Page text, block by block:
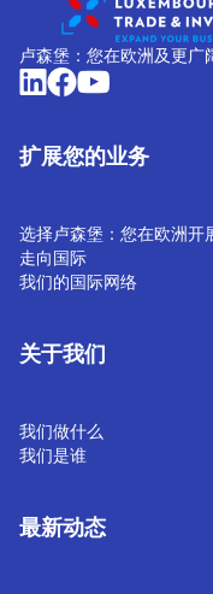
卢森堡：您在欧洲及更广
扩展您的业务
选择卢森堡：您在欧洲开
走向国际
我们的国际网络
关于我们
我们做什么
我们是谁
最新动态